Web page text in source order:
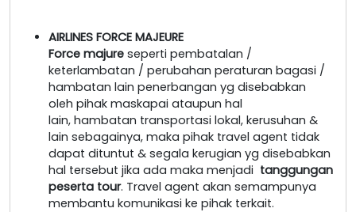
AIRLINES FORCE MAJEURE
Force majure seperti pembatalan /
keterlambatan / perubahan peraturan bagasi /
hambatan lain penerbangan yg disebabkan
oleh pihak maskapai ataupun hal
lain, hambatan transportasi lokal, kerusuhan &
lain sebagainya, maka pihak travel agent tidak
dapat dituntut & segala kerugian yg disebabkan
hal tersebut jika ada maka menjadi tanggungan
peserta tour. Travel agent akan semampunya
membantu komunikasi ke pihak terkait.